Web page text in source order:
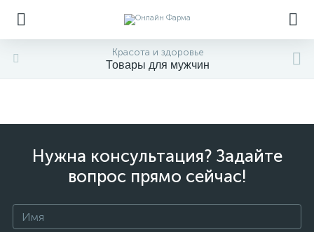
Красота и здоровье
Товары для мужчин
Нужна консультация? Задайте
вопрос прямо сейчас!